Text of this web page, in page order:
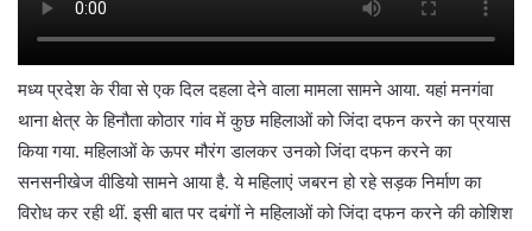
मध्य प्रदेश के रीवा से एक दिल दहला देने वाला मामला सामने आया. यहां मनगंवा
थाना क्षेत्र के हिनौता कोठार गांव में कुछ महिलाओं को जिंदा दफन करने का प्रयास
किया गया. महिलाओं के ऊपर मौरंग डालकर उनको जिंदा दफन करने का
सनसनीखेज वीडियो सामने आया है. ये महिलाएं जबरन हो रहे सड़क निर्माण का
विरोध कर रही थीं. इसी बात पर दबंगों ने महिलाओं को जिंदा दफन करने की कोशिश